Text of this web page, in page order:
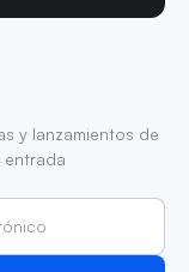
y lanzamientos de
entrada